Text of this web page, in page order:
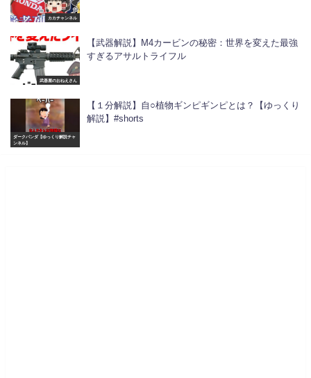
カカチャンネル
武器屋のおねえさん
【武器解説】M4カービンの秘密：世界を変えた最強
すぎるアサルトライフル
ダークパンダ【ゆっくり解説チャ
ンネル】
【１分解説】自○植物ギンピギンピとは？【ゆっくり
解説】#shorts